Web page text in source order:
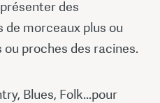
des
morceaux plus ou
proches des racines.
Blues, Folk...pour